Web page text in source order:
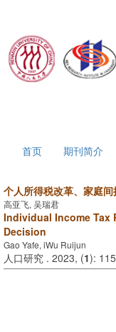
首页 期刊简介
个人所得税改革、家庭
高亚飞, 吴瑞君
Individual Income Tax
Decision
Gao Yafe, iWu Ruijun
人口研究 . 2023, (1):